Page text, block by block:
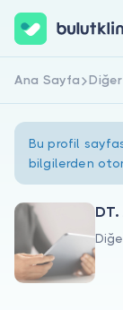
Hakkımızda
Hemen
Ana Sayfa Diğer
Bu profil
bilgilerden